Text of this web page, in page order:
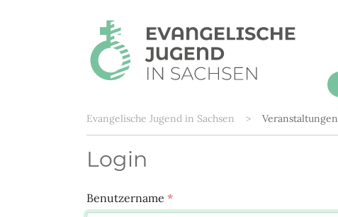
Sie sind hier:
Evangelische Jugend in Sachsen Veranstaltungen
Login
Benutzername *